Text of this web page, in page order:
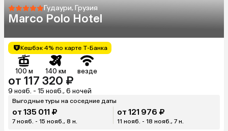
Гудаури, Грузия
Marco Polo Hotel
Кешбэк 4% по карте Т-Банка
100 м 140 км везде
от 117 320 ₽
9 нояб. - 15 нояб., 6 ночей
Выгодные туры на соседние даты
от 135 011 ₽
7 нояб. - 15 нояб., 8 н.
от 121 976 ₽
11 нояб. - 18 нояб., 7 н.